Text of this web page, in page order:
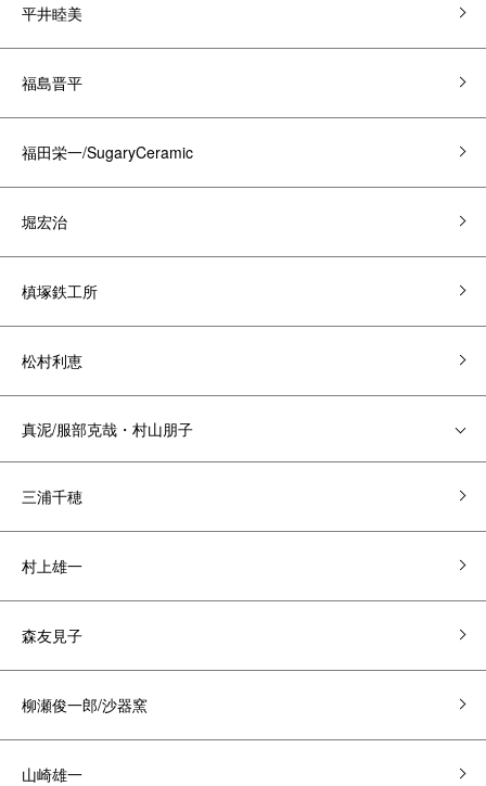
平井睦美
福島晋平
福田栄一/SugaryCeramic
堀宏治
槙塚鉄工所
松村利恵
真泥/服部克哉・村山朋子
三浦千穂
村上雄一
森友見子
柳瀬俊一郎/沙器窯
山崎雄一